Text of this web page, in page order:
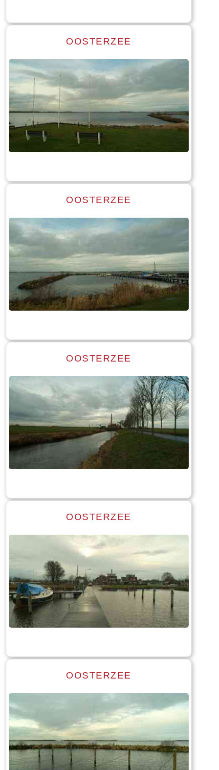
Read more
Tekst: © Foto: © Bauke Folkertsma
OOSTERZEE
Read more
Tekst: © Foto: © Bauke Folkertsma
OOSTERZEE
Read more
Tekst: © Foto: © Bauke Folkertsma
OOSTERZEE
Read more
Tekst: © Foto: © Bauke Folkertsma
OOSTERZEE
Read more
OOSTERZEE